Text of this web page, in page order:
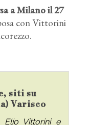
a Milano il 27
con Vittorini
siti su
Varisco
Elio Vittorini e